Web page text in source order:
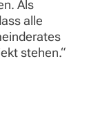
Als
alle
stehen.“